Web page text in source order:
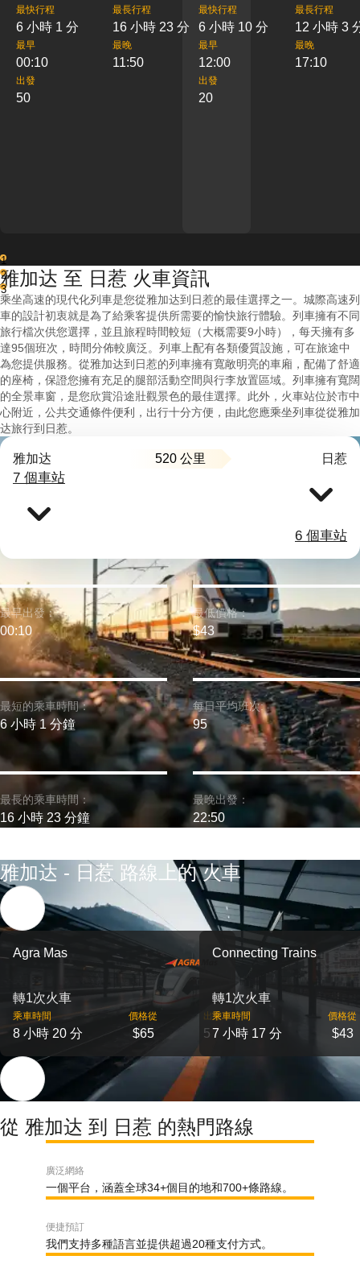
最快行程
6 小時 1 分
最長行程
16 小時 23 分
最早
00:10
最晚
11:50
出發
50
最快行程
6 小時 10 分
最長行程
12 小時 3
最早
12:00
最晚
17:10
出發
20
1
2
3
雅加达 至 日惹 火車資訊
乘坐高速的現代化列車是您從雅加达到日惹的最佳選擇之一。城際高速列
車的設計初衷就是為了給乘客提供所需要的愉快旅行體驗。列車擁有不同
旅行檔次供您選擇，並且旅程時間較短（大概需要9小時），每天擁有多
達95個班次，時間分佈較廣泛。列車上配有各類優質設施，可在旅途中
為您提供服務。從雅加达到日惹的列車擁有寬敞明亮的車廂，配備了舒適
的座椅，保證您擁有充足的腿部活動空間與行李放置區域。列車擁有寬闊
的全景車窗，是您欣賞沿途壯觀景色的最佳選擇。此外，火車站位於市中
心附近，公共交通條件便利，出行十分方便，由此您應乘坐列車從從雅加
达旅行到日惹。
雅加达 520 公里 日惹
7 個車站
6 個車站
最短的乘車時間：
6 小時 1 分鐘
最早出發：
00:10
最長的乘車時間：
16 小時 23 分鐘
最低價格：
$43
每日平均班次:
95
最晚出發：
22:50
雅加达 - 日惹 路線上的 火車
Agra Mas
轉1次火車
乘車時間
8 小時 20 分
價格從
$65
出發
5
Connecting Trains
轉1次火車
乘車時間
7 小時 17 分
價格從
$43
從 雅加达 到 日惹 的熱門路線
廣泛網絡
一個平台，涵蓋全球34+個目的地和700+條路線。
便捷預訂
我們支持多種語言並提供超過20種支付方式。